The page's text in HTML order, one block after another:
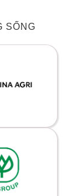
SỐNG